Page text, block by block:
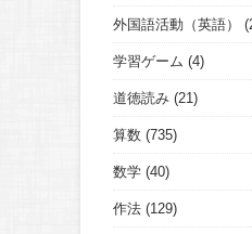
外国語活動（英語）
学習ゲーム (4)
道徳読み (21)
算数 (735)
数学 (40)
作法 (129)